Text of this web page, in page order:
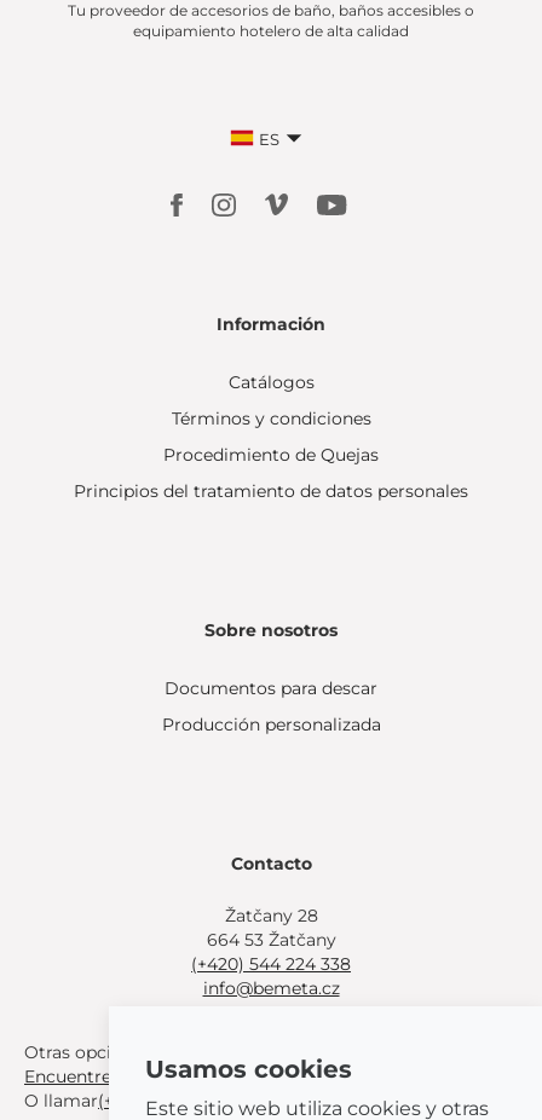
Tu proveedor de accesorios de baño, baños accesibles o
equipamiento hotelero de alta calidad
ES
Información
Catálogos
Términos y condiciones
Procedimiento de Quejas
Principios del tratamiento de datos personales
Sobre nosotros
Documentos para descar
Producción personalizada
Contacto
Žatčany 28
664 53 Žatčany
(+420) 544 224 338
info@bemeta.cz
Otras opciones de compra:
Encuentre un distribuidor cerca de usted
O llamar(+420) 544 224 338.
Usamos cookies
Este sitio web utiliza cookies y otras